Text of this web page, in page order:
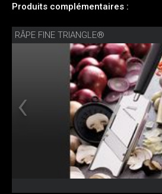
Produits complémentaires :
RÂPE FINE TRIANGLE®